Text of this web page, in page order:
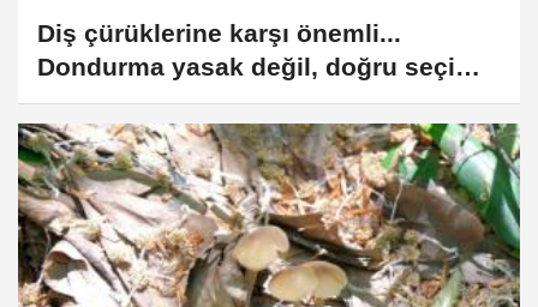
Diş çürüklerine karşı önemli...
Dondurma yasak değil, doğru seçim
önemli